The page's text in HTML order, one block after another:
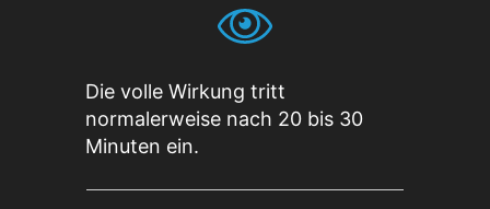
Die volle Wirkung tritt
normalerweise nach 20 bis 30
Minuten ein.